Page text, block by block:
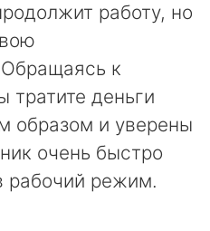
работу, но
к
тратите деньги
образом и уверены
очень быстро
рабочий режим.